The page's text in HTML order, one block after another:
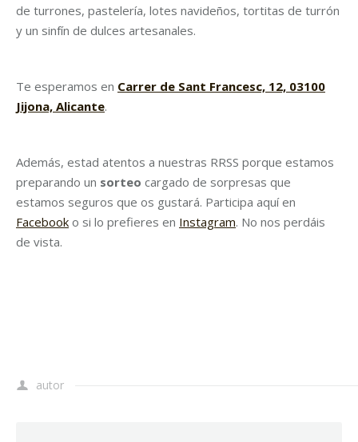
de turrones, pastelería, lotes navideños, tortitas de turrón
y un sinfín de dulces artesanales.
Te esperamos en Carrer de Sant Francesc, 12, 03100
Jijona, Alicante.
Además, estad atentos a nuestras RRSS porque estamos
preparando un sorteo cargado de sorpresas que
estamos seguros que os gustará. Participa aquí en
Facebook o si lo prefieres en Instagram. No nos perdáis
de vista.
autor